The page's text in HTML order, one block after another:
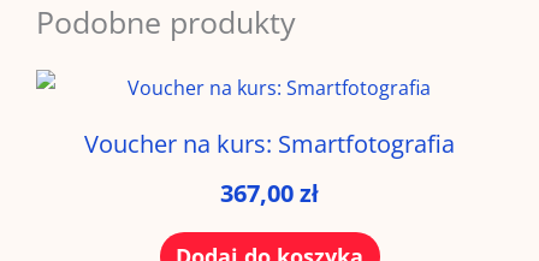
Podobne produkty
Voucher na kurs: Smartfotografia
367,00zł